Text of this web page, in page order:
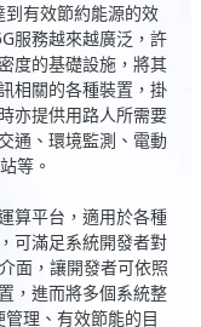
有效節約能源的效
服務越來越廣泛，許
度的基礎設施，將其
相關的各種裝置，掛
亦提供用路人所需要
通、環境監測、電動
等。
算平台，適用於各種
可滿足系統開發者對
面，讓開發者可依照
，進而將多個系統整
理、有效節能的目